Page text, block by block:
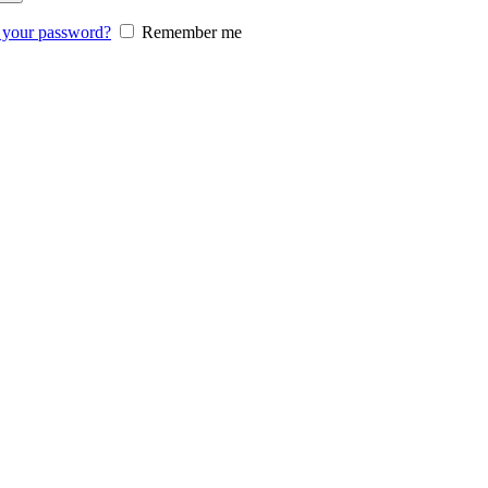
password? Remember me